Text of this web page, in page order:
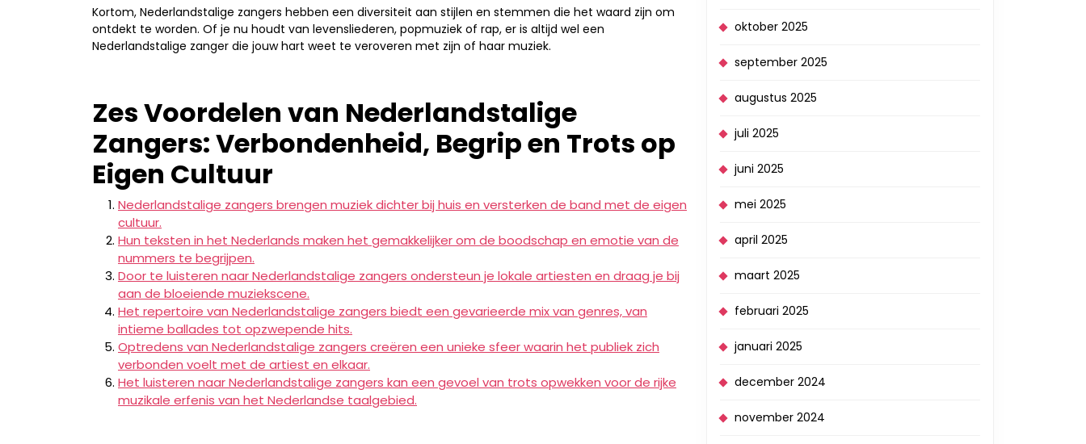
Kortom, Nederlandstalige zangers hebben een diversiteit aan stijlen en stemmen die het waard zijn om
ontdekt te worden. Of je nu houdt van levensliederen, popmuziek of rap, er is altijd wel een
Nederlandstalige zanger die jouw hart weet te veroveren met zijn of haar muziek.
Zes Voordelen van Nederlandstalige
Zangers: Verbondenheid, Begrip en Trots op
Eigen Cultuur
Nederlandstalige zangers brengen muziek dichter bij huis en versterken de band met de eigen
cultuur.
Hun teksten in het Nederlands maken het gemakkelijker om de boodschap en emotie van de
nummers te begrijpen.
Door te luisteren naar Nederlandstalige zangers ondersteun je lokale artiesten en draag je bij
aan de bloeiende muziekscene.
Het repertoire van Nederlandstalige zangers biedt een gevarieerde mix van genres, van
intieme ballades tot opzwepende hits.
Optredens van Nederlandstalige zangers creëren een unieke sfeer waarin het publiek zich
verbonden voelt met de artiest en elkaar.
Het luisteren naar Nederlandstalige zangers kan een gevoel van trots opwekken voor de rijke
muzikale erfenis van het Nederlandse taalgebied.
oktober 2025
september 2025
augustus 2025
juli 2025
juni 2025
mei 2025
april 2025
maart 2025
februari 2025
januari 2025
december 2024
november 2024